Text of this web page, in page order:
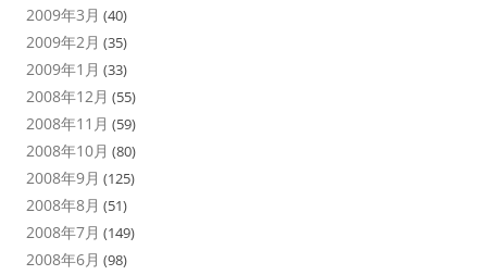
2009年3月 (40)
2009年2月 (35)
2009年1月 (33)
2008年12月 (55)
2008年11月 (59)
2008年10月 (80)
2008年9月 (125)
2008年8月 (51)
2008年7月 (149)
2008年6月 (98)